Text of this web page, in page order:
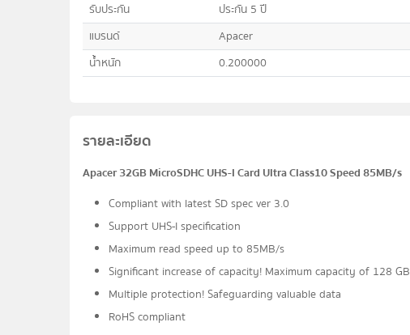
รับประกัน
ประกัน 5 ปี
แบรนด์
Apacer
น้ำหนัก
0.200000
รายละเอียด
Apacer 32GB MicroSDHC UHS-I Card Ultra Class10 Speed 85MB/s
Compliant with latest SD spec ver 3.0
Support UHS-I specification
Maximum read speed up to 85MB/s
Significant increase of capacity! Maximum capacity of 128 GB
Multiple protection! Safeguarding valuable data
RoHS compliant